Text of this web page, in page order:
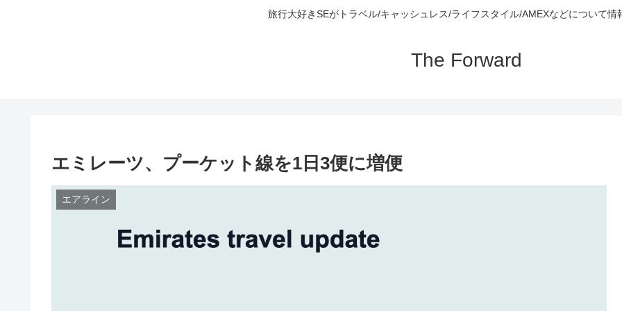
旅行大好きSEがトラベル/キャッシュレス/ライフスタイル/AMEXなどについて情
The Forward
エミレーツ、プーケット線を1日3便に増便
エアライン